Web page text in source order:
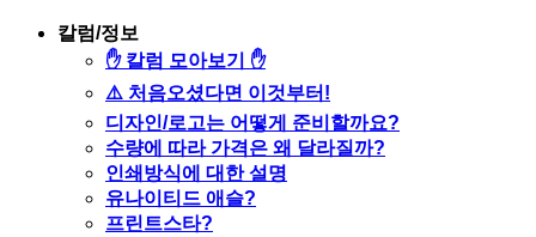
칼럼/정보
✋ 칼럼 모아보기 ✋
⚠️ 처음오셨다면 이것부터!
디자인/로고는 어떻게 준비할까요?
수량에 따라 가격은 왜 달라질까?
인쇄방식에 대한 설명
유나이티드 애슬?
프린트스타?